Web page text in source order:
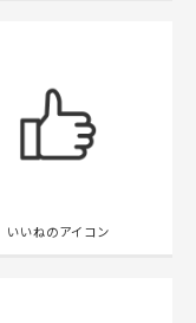
いいねのアイコン